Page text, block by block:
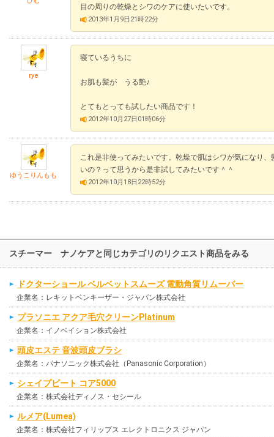
目の周りの乾燥とシワのケアに使いたいです。
2013年1月9日21時22分
rye
寝ているうちに
お肌も髪が うる艶♪
とてもとっても試したい商品です！
2012年10月27日01時06分
ゆうこりんもも
これ是非使ってみたいです。乾燥で肌はシワが気になり
いの？って思うから是非試してみたいです＾＾
2012年10月18日22時52分
スチーマー ナノケアと同じカテゴリのリクエスト商品をみる
ドクターショール ベルベットスムーズ 電動角質リムーバー
企業名：レキットベンキーザー・ジャパン株式会社
プラソニエ アクア毛穴クリーンPlatinum
企業名：イノベイション株式会社
頭皮エステ 音波頭皮ブラシ
企業名：パナソニック株式会社（Panasonic Corporation）
シェイプビート コア5000
企業名：株式会社ディノス・セシール
ルメア(Lumea)
企業名：株式会社フィリップス エレクトロニクス ジャパン